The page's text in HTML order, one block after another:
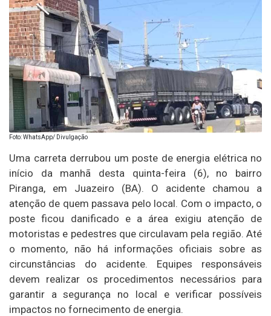
Foto: WhatsApp/ Divulgação
Uma carreta derrubou um poste de energia elétrica no
início da manhã desta quinta-feira (6), no bairro
Piranga, em Juazeiro (BA). O acidente chamou a
atenção de quem passava pelo local. Com o impacto, o
poste ficou danificado e a área exigiu atenção de
motoristas e pedestres que circulavam pela região. Até
o momento, não há informações oficiais sobre as
circunstâncias do acidente. Equipes responsáveis
devem realizar os procedimentos necessários para
garantir a segurança no local e verificar possíveis
impactos no fornecimento de energia.